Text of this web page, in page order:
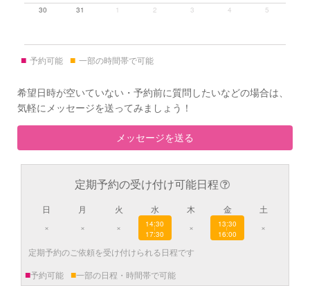
30 31 1 2 3 4 5
■ 予約可能 ■ 一部の時間帯で可能
希望日時が空いていない・予約前に質問したいなどの場合は、
気軽にメッセージを送ってみましょう！
メッセージを送る
定期予約の受け付け可能日程
日
×
月
×
火
×
水
14:30
|
17:30
木
×
金
13:30
|
16:00
土
×
定期予約のご依頼を受け付けられる日程です
■予約可能 ■一部の日程・時間帯で可能